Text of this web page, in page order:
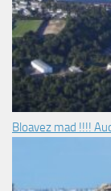
Bloavez mad !!!!